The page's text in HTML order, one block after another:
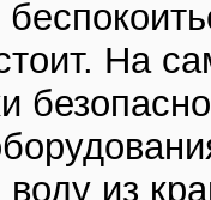
На
из